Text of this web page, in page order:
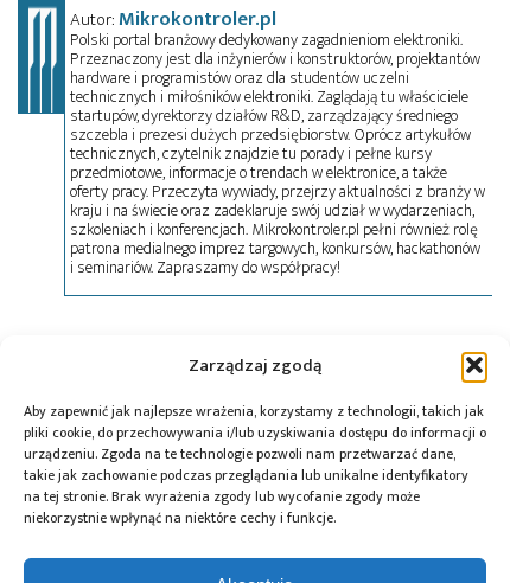
Zarządzaj zgodą
Aby zapewnić jak najlepsze wrażenia, korzystamy z technologii, takich jak
pliki cookie, do przechowywania i/lub uzyskiwania dostępu do informacji o
urządzeniu. Zgoda na te technologie pozwoli nam przetwarzać dane,
takie jak zachowanie podczas przeglądania lub unikalne identyfikatory
na tej stronie. Brak wyrażenia zgody lub wycofanie zgody może
niekorzystnie wpłynąć na niektóre cechy i funkcje.
Autor:Mikrokontroler.pl
Polski portal branżowy dedykowany zagadnieniom elektroniki.
Przeznaczony jest dla inżynierów i konstruktorów, projektantów
hardware i programistów oraz dla studentów uczelni
technicznych i miłośników elektroniki. Zaglądają tu właściciele
startupów, dyrektorzy działów R&D, zarządzający średniego
szczebla i prezesi dużych przedsiębiorstw. Oprócz artykułów
technicznych, czytelnik znajdzie tu porady i pełne kursy
przedmiotowe, informacje o trendach w elektronice, a także
oferty pracy. Przeczyta wywiady, przejrzy aktualności z branży w
kraju i na świecie oraz zadeklaruje swój udział w wydarzeniach,
szkoleniach i konferencjach. Mikrokontroler.pl pełni również rolę
patrona medialnego imprez targowych, konkursów, hackathonów
i seminariów. Zapraszamy do współpracy!
,
Integrated Standard Imager for Microsatellites
MRiT obserwacja Ziemi PAIH Satlantis,
technologie elektrooptyczne i termiczne,UE
Przeczytaj również: